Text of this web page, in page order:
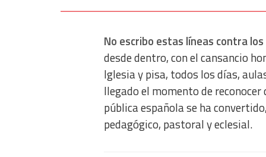
No escribo estas líneas contra los
desde dentro, con el cansancio
Iglesia y pisa, todos los días,
llegado el momento de
pública española se ha
pedagógico, pastoral y eclesial.